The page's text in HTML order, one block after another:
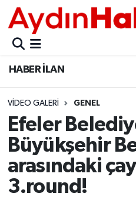
HABER İLAN
VIDEO GALERI GENEL
Efeler
Büyükşehir
arasındaki
3.round!
GÜNCEL
POLİTİKA
BELEDİYELER
ASAYİŞ
EKONOMİ
BÜLTEN
Aydın Nöbetçi
Aydın Hava Durumu
Aydin Namaz Vakitleri
Aydın Trafik Yoğunluk
Süper Lig Puan
Tüm Manşetler